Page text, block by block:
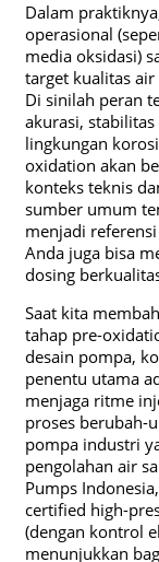
Dalam
operasional
media oksidasi)
target kualitas
Di sinilah peran
akurasi,
lingkungan
oxidation akan
konteks teknis
sumber umum
menjadi
Anda juga bisa
dosing
Saat kita
tahap pre-
desain pompa,
penentu utama
menjaga ritme
proses berubah-
pompa industri
pengolahan air
Pumps
certified high-
(dengan kontrol
menunjukkan